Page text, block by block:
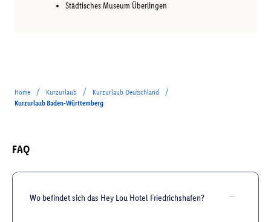
Städtisches Museum Überlingen
Home / Kurzurlaub / Kurzurlaub Deutschland /
Kurzurlaub Baden-Württemberg
FAQ
Wo befindet sich das Hey Lou Hotel Friedrichshafen?